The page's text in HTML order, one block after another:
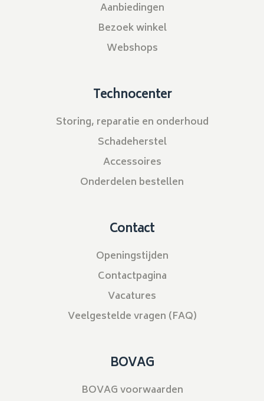
Aanbiedingen
Bezoek winkel
Webshops
Technocenter
Storing, reparatie en onderhoud
Schadeherstel
Accessoires
Onderdelen bestellen
Contact
Openingstijden
Contactpagina
Vacatures
Veelgestelde vragen (FAQ)
BOVAG
BOVAG voorwaarden